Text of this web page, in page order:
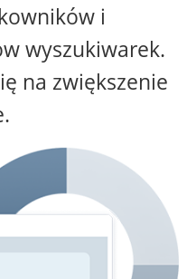
i
wyszukiwarek.
na zwiększenie